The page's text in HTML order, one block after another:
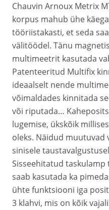
Chauvin Arnoux Metrix
korpus mahub ühe
tööriistakasti, et seda
välitöödel. Tänu
multimeetrit kasutada
Patenteeritud Multifix
ideaalselt nende
võimaldades kinnitada
või riputada…
lugemise, ükskõik
oleks. Näidud muutuvad
sinisele
Sisseehitatud
saab kasutada ka
ühte funktsiooni iga
3 klahvi, mis on kõik